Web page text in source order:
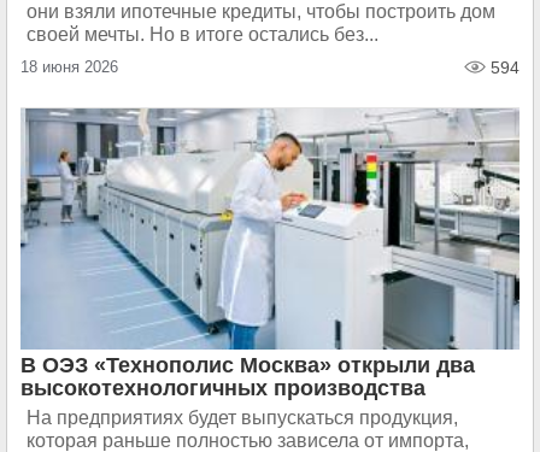
они взяли ипотечные кредиты, чтобы построить дом
своей мечты. Но в итоге остались без...
18 июня 2026 594
В ОЭЗ «Технополис Москва» открыли два
высокотехнологичных производства
На предприятиях будет выпускаться продукция,
которая раньше полностью зависела от импорта,